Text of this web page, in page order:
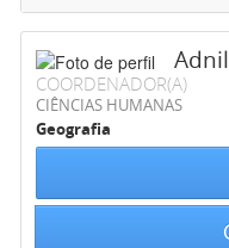
COORDENADOR(A)
CIÊNCIAS HUMANAS
Geografia